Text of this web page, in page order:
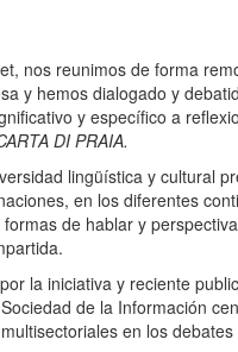
nos reunimos de forma
y hemos dialogado y
y específico a
DI PRAIA.
lingüística y cultural
en los diferentes
de hablar y
por la iniciativa y reciente
de la Información
en los